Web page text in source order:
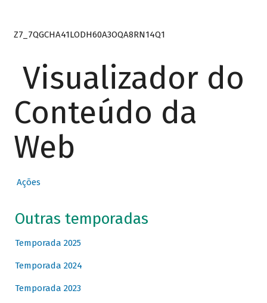
Z7_7QGCHA41LODH60A3OQA8RN14Q1
Visualizador do
Conteúdo da
Web
Ações
Outras temporadas
Temporada 2025
Temporada 2024
Temporada 2023